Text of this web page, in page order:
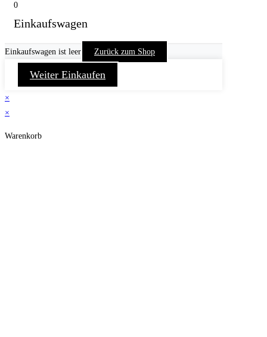
0
Einkaufswagen
Einkaufswagen ist leer Zurück zum Shop
Weiter Einkaufen
×
×
Warenkorb